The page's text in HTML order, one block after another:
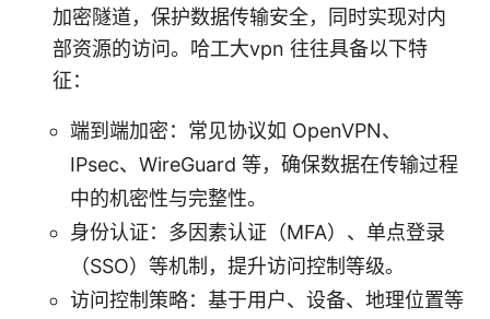
加密隧道，保护数据传输安全，同时实现对内
部资源的访问。哈工大vpn 往往具备以下特
征：
端到端加密：常见协议如 OpenVPN、
IPsec、WireGuard 等，确保数据在传输过程
中的机密性与完整性。
身份认证：多因素认证（MFA）、单点登录
（SSO）等机制，提升访问控制等级。
访问控制策略：基于用户、设备、地理位置等